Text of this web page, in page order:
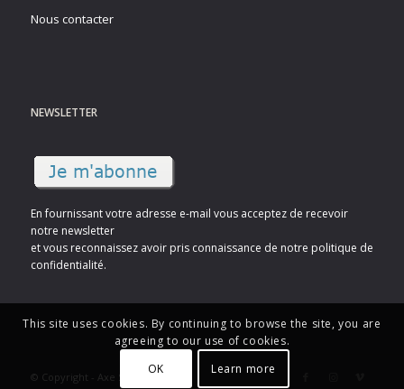
Nous contacter
NEWSLETTER
En fournissant votre adresse e-mail vous acceptez de recevoir
notre newsletter
et vous reconnaissez avoir pris connaissance de notre politique de
confidentialité.
© Copyright - Axe Sud
This site uses cookies. By continuing to browse the site, you are
agreeing to our use of cookies.
OK
Learn more